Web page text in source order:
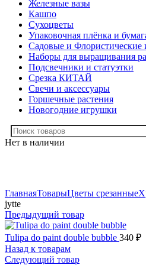
Железные вазы
Кашпо
Сухоцветы
Упаковочная плёнка и
Садовые и Флористические
Наборы для выращивания
Подсвечники и статуэтки
Срезка КИТАЙ
Свечи и аксессуары
Горшечные растения
Новогодние игрушки
Нет в наличии
ГлавнаяТоварыЦветы срезанные
jytte
Предыдущий товар
Tulipa do paint double bubble 340 ₽
Назад к товарам
Следующий товар